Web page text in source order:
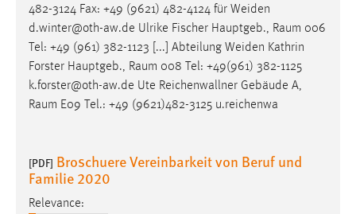
482-3124 Fax: +49 (9621) 482-4124 für Weiden
d.winter@oth-aw.de Ulrike Fischer Hauptgeb., Raum 006
Tel: +49 (961) 382-1123 [...] Abteilung Weiden Kathrin
Forster Hauptgeb., Raum 008 Tel: +49(961) 382-1125
k.forster@oth-aw.de Ute Reichenwallner Gebäude A,
Raum E09 Tel.: +49 (9621)482-3125 u.reichenwa
[PDF] Broschuere Vereinbarkeit von Beruf und
Familie 2020
Relevance: